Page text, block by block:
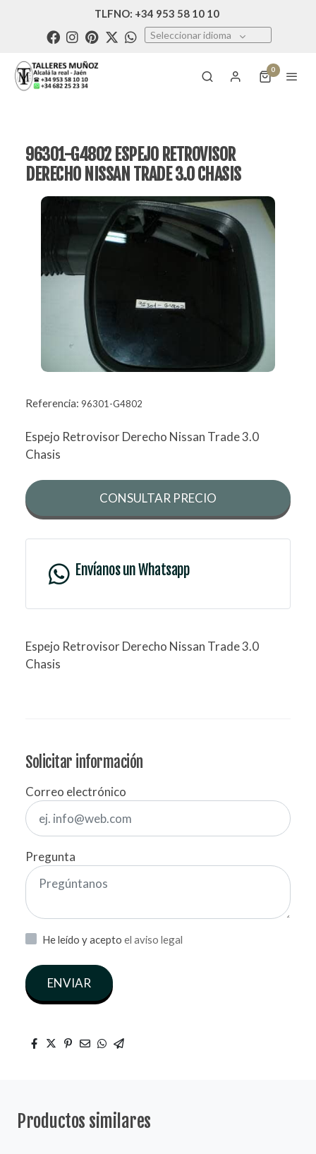
TLFNO: +34 953 58 10 10
Seleccionar idioma
0
96301-G4802 ESPEJO RETROVISOR
DERECHO NISSAN TRADE 3.0 CHASIS
Referencia: 96301-G4802
Espejo Retrovisor Derecho Nissan Trade 3.0
Chasis
CONSULTAR PRECIO
Envíanos un Whatsapp
Espejo Retrovisor Derecho Nissan Trade 3.0
Chasis
Solicitar información
Correo electrónico
Pregunta
He leído y acepto el aviso legal
ENVIAR
Productos similares